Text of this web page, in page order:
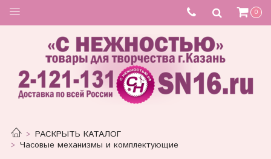
0
РАСКРЫТЬ КАТАЛОГ
Часовые механизмы и комплектующие